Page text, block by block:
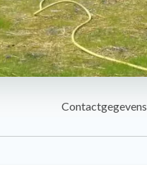
Contactgegevens